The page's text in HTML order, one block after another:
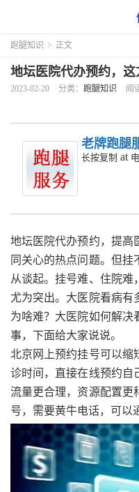
跑腿知识 > 正文
地坛医院代办预约，这
2023-02-20 分类： 跑腿知识 阅
老牌跑腿
长按复制 at
地坛医院代办预约，提高
同关心的热点问题。但
从谈起。挂号难、住院难
尤为突出。大医院看病有
为啥难？大医院如何解决
事，下面给大家说说。
北京网上预约挂号可以缩
诊时间，直接在线预约自
流量更合理，资源配置更
号，需要黄牛电话，可以